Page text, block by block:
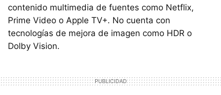
contenido multimedia de fuentes como Netflix,
Prime Video o Apple TV+. No cuenta con
tecnologías de mejora de imagen como HDR o
Dolby Vision.